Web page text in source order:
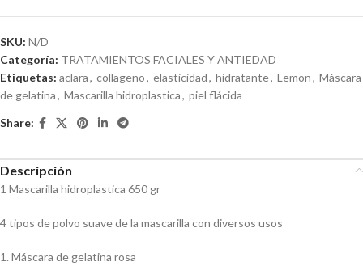
SKU: N/D
Categoría: TRATAMIENTOS FACIALES Y ANTIEDAD
Etiquetas: aclara, collageno, elasticidad, hidratante, Lemon, Máscara
de gelatina, Mascarilla hidroplastica, piel flácida
Share:
Descripción
1 Mascarilla hidroplastica 650 gr
4 tipos de polvo suave de la mascarilla con diversos usos
1. Máscara de gelatina rosa